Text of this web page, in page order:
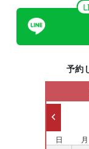
予約
日 月